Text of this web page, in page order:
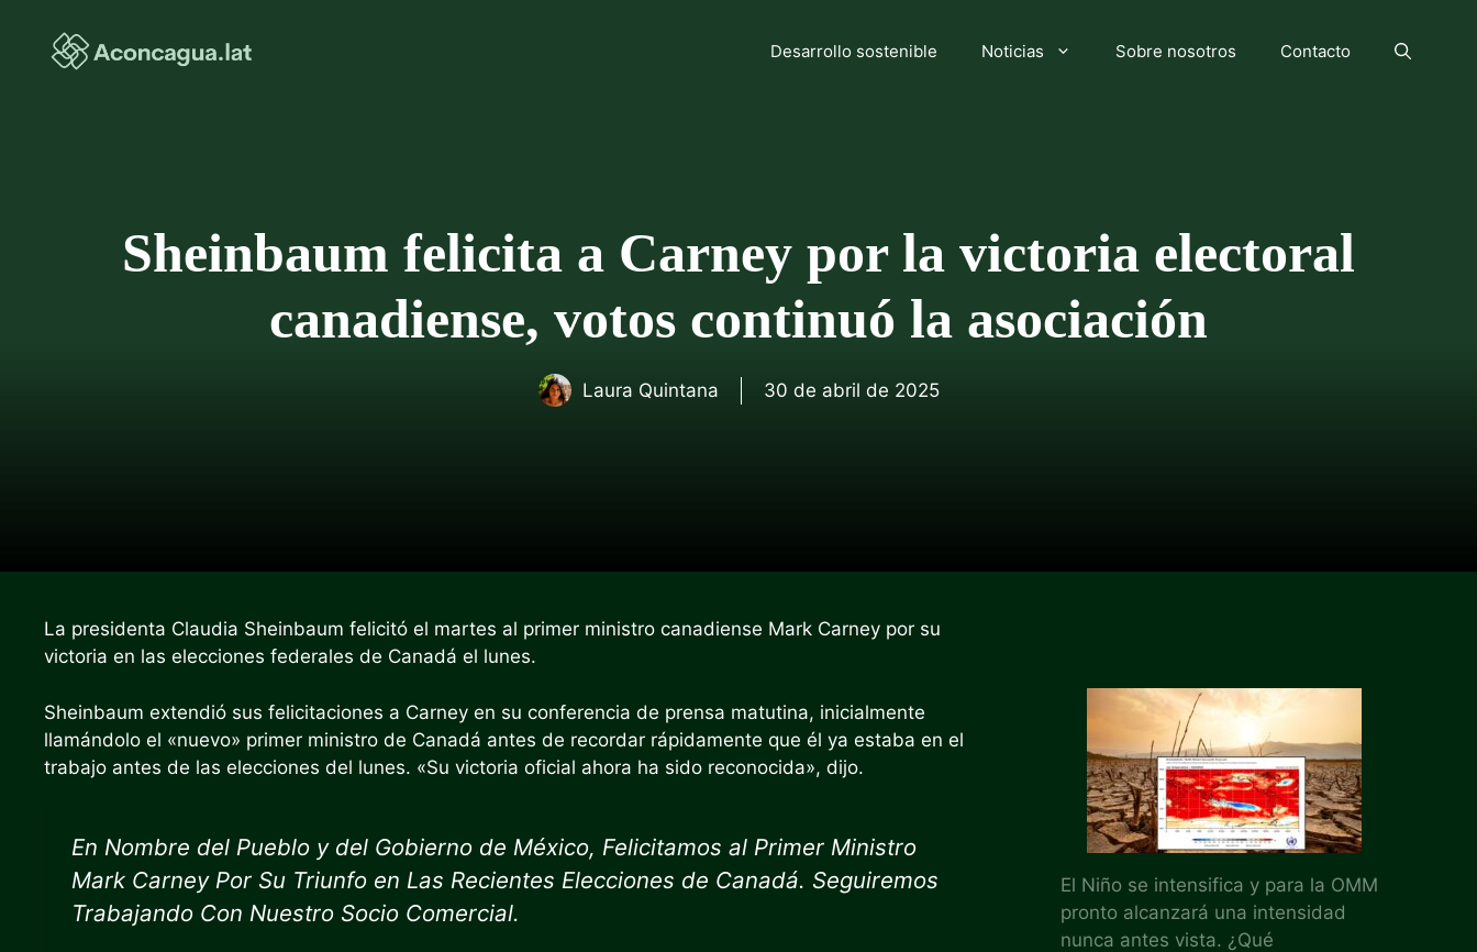
contenido
Desarrollo sostenible Noticias Sobre nosotros Contacto
Sheinbaum felicita a Carney por la victoria electoral
canadiense, votos continuó la asociación
Laura Quintana 30 de abril de 2025
La presidenta Claudia Sheinbaum felicitó el martes al primer ministro canadiense Mark Carney por su
victoria en las elecciones federales de Canadá el lunes.
Sheinbaum extendió sus felicitaciones a Carney en su conferencia de prensa matutina, inicialmente
llamándolo el «nuevo» primer ministro de Canadá antes de recordar rápidamente que él ya estaba en el
trabajo antes de las elecciones del lunes. «Su victoria oficial ahora ha sido reconocida», dijo.
En Nombre del Pueblo y del Gobierno de México, Felicitamos al Primer Ministro
Mark Carney Por Su Triunfo en Las Recientes Elecciones de Canadá. Seguiremos
Trabajando Con Nuestro Socio Comercial.
El Niño se intensifica y para la OMM
pronto alcanzará una intensidad
nunca antes vista. ¿Qué